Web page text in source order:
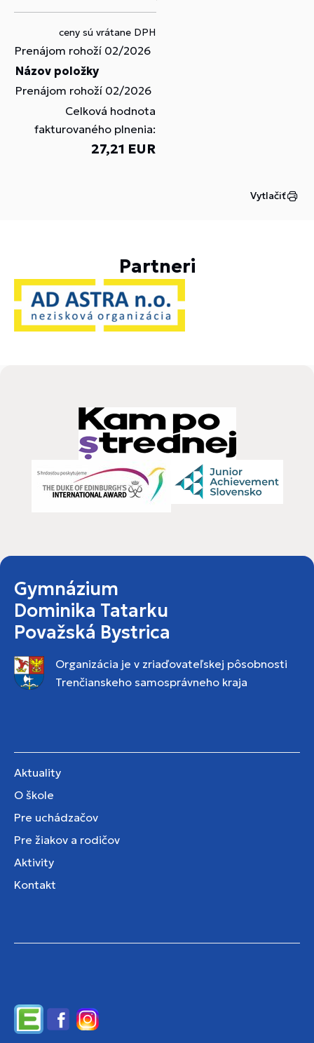
ceny sú vrátane DPH
Prenájom rohoží 02/2026
Názov položky
Prenájom rohoží 02/2026
Celková hodnota
fakturovaného plnenia:
27,21 EUR
Vytlačiť
Partneri
Gymnázium
Dominika Tatarku
Považská Bystrica
Organizácia je v zriaďovateľskej pôsobnosti
Trenčianskeho samosprávneho kraja
Aktuality
O škole
Pre uchádzačov
Pre žiakov a rodičov
Aktivity
Kontakt
EdupageFacebookInstagram